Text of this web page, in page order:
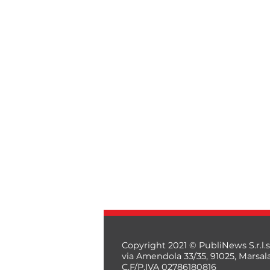
Copyright 2021 © PubliNews
via Amendola 33/35, 91025,
C.F/P.IVA 02786180816